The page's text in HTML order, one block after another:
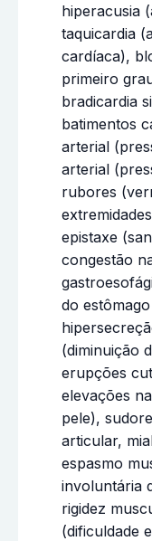
hiperacusia
taquicardia
cardíaca),
primeiro
bradicardia
batimentos
arterial
arterial
rubores
epistaxe
congestão
do
(diminuição
erupções
elevações
pele),
articular,
espasmo
involuntária
rigidez
(dificuldade